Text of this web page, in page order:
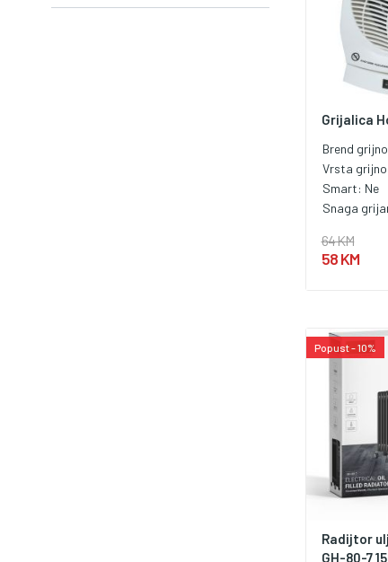
Grijalica
Brend
Vrsta
Smart: Ne
Snaga
64 KM
58 KM
Popust - 10%
Radijtor
GH-80-7